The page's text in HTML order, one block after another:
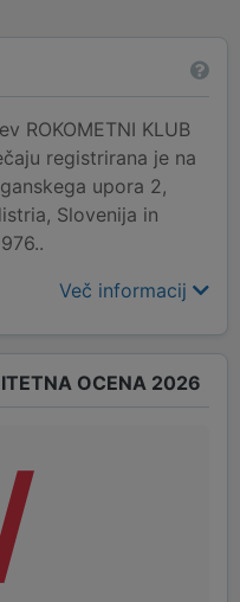
ROKOMETNI KLUB
registrirana je na
upora 2,
Slovenija in
Več informacij
OCENA 2026